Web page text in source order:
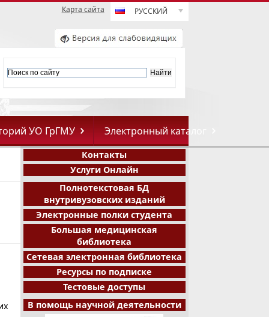
Карта сайта РУССКИЙ
УО ГрГМУ Электронный каталог
Контакты
Услуги Онлайн
Полнотекстовая БД
внутривузовских изданий
Электронные полки студента
Большая медицинская
библиотека
Сетевая электронная библиотека
Ресурсы по подписке
Тестовые доступы
В помощь научной деятельности